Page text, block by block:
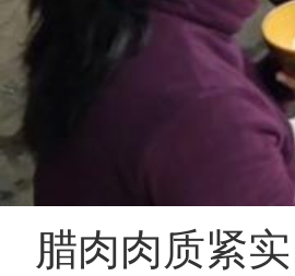
腊肉肉质紧